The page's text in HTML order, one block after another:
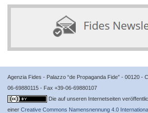
Agenzia Fides - Palazzo “de Propaganda Fide” - 00120 -
06-69880115 - Fax +39-06-69880107
Die auf unseren Internetseiten
einer Creative Commons Namensnennung 4.0